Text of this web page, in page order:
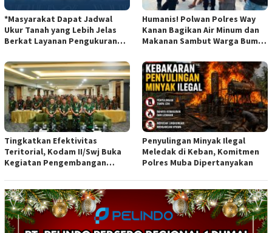
*Masyarakat Dapat Jadwal
Ukur Tanah yang Lebih Jelas
Berkat Layanan Pengukuran
Humanis! Polwan Polres Way
Kanan Bagikan Air Minum dan
Makanan Sambut Warga Bumi
Tingkatkan Efektivitas
Teritorial, Kodam II/Swj Buka
Kegiatan Pengembangan
Apkowil TA 2026*
Penyulingan Minyak Ilegal
Meledak di Keban, Komitmen
Polres Muba Dipertanyakan